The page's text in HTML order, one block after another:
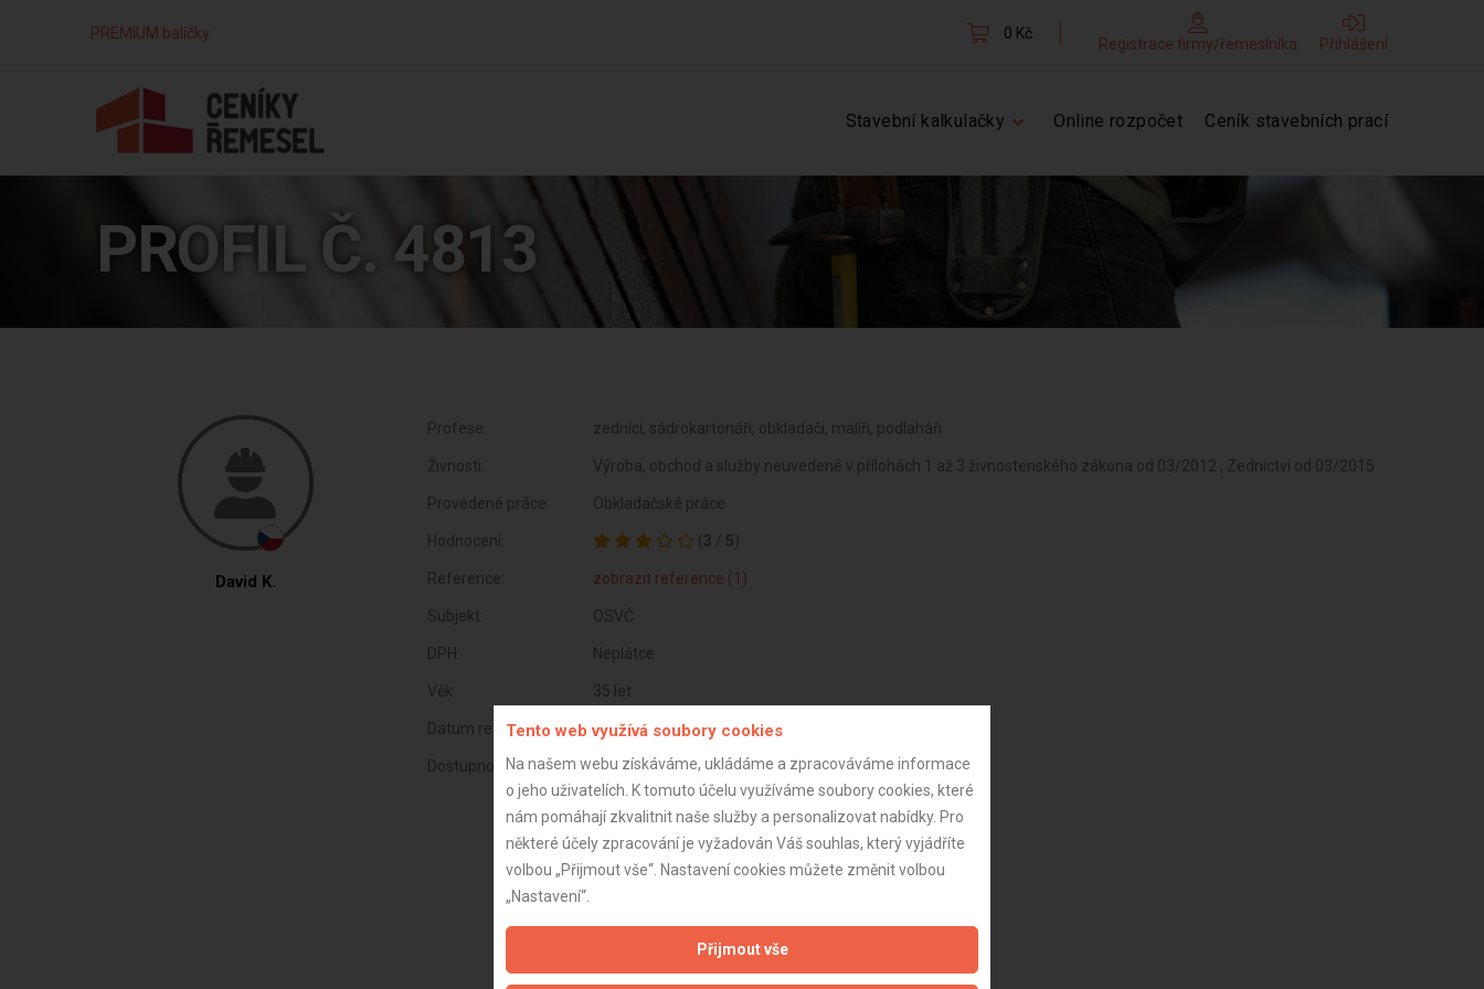
PREMIUM balíčky 0 Kč
Registrace firmy/řemeslníka Přihlášení
Stavební kalkulačky Online rozpočet Ceník stavebních prací
PROFIL Č. 4813
David K.
Profese: zedníci, sádrokartonáři, obkladači, malíři, podlaháři
Živnosti: Výroba, obchod a služby neuvedené v přílohách 1 až 3 živnostenského zákona od 03/2012 , Zednictví od 03/2015
Provedené práce: Obkladačské práce
Hodnocení: ( 3 / 5)
Reference: zobrazit reference (1)
Subjekt: OSVČ
DPH: Neplátce
Věk: 35 let
Datum registrace: 14.1.2022
Dostupnost:
Tento web využívá soubory cookies
Na našem webu získáváme, ukládáme a zpracováváme informace
o jeho uživatelích. K tomuto účelu využíváme soubory cookies, které
nám pomáhají zkvalitnit naše služby a personalizovat nabídky. Pro
některé účely zpracování je vyžadován Váš souhlas, který vyjádříte
volbou „Přijmout vše“. Nastavení cookies můžete změnit volbou
„Nastavení“.
Přijmout vše